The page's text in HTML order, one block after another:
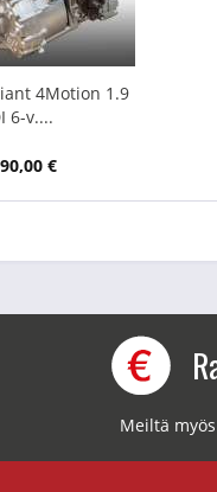
4Motion 1.9
6-v....
€
Meiltä